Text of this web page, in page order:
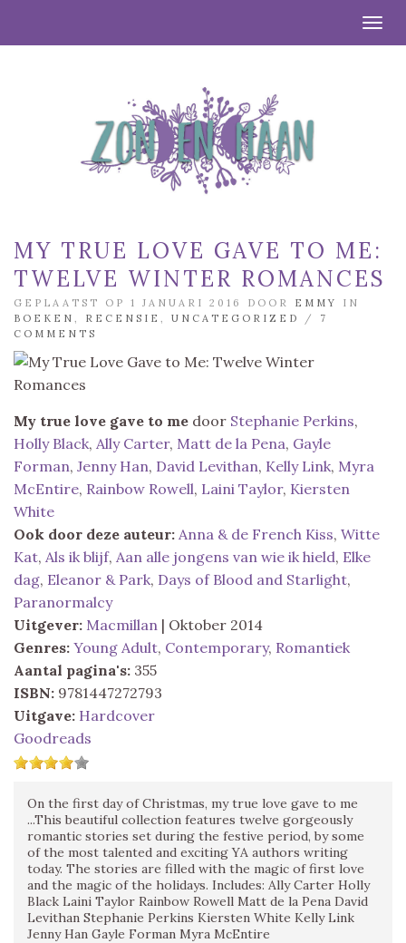
MY TRUE LOVE GAVE TO ME:
TWELVE WINTER ROMANCES
GEPLAATST OP 1 JANUARI 2016 DOOR EMMY
IN
BOEKEN
RECENSIE UNCATEGORIZED / 7
COMMENTS
My true love gave to me door Stephanie Perkins,
Holly Black, Ally Carter, Matt de la Pena, Gayle
Forman, Jenny Han, David Levithan, Kelly Link, Myra
McEntire, Rainbow Rowell, Laini Taylor, Kiersten
White
Ook door deze auteur: Anna & de French Kiss, Witte
Kat, Als ik blijf, Aan alle jongens van wie ik hield, Elke
dag, Eleanor & Park, Days of Blood and Starlight,
Paranormalcy
Uitgever: Macmillan | Oktober 2014
Genres: Young Adult, Contemporary, Romantiek
Aantal pagina's: 355
ISBN: 9781447272793
Uitgave: Hardcover
Goodreads
On the first day of Christmas, my true love gave to me
...This beautiful collection features twelve gorgeously
romantic stories set during the festive period, by some
of the most talented and exciting YA authors writing
today. The stories are filled with the magic of first love
and the magic of the holidays. Includes: Ally Carter Holly
Black Laini Taylor Rainbow Rowell Matt de la Pena David
Levithan Stephanie Perkins Kiersten White Kelly Link
Jenny Han Gayle Forman Myra McEntire